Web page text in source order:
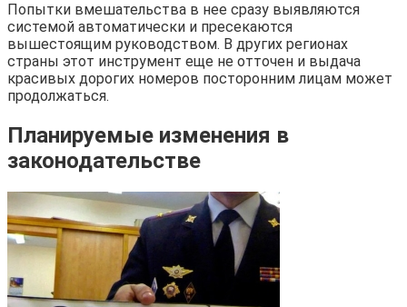
Попытки вмешательства в нее сразу выявляются
системой автоматически и пресекаются
вышестоящим руководством. В других регионах
страны этот инструмент еще не отточен и выдача
красивых дорогих номеров посторонним лицам может
продолжаться.
Планируемые изменения в
законодательстве